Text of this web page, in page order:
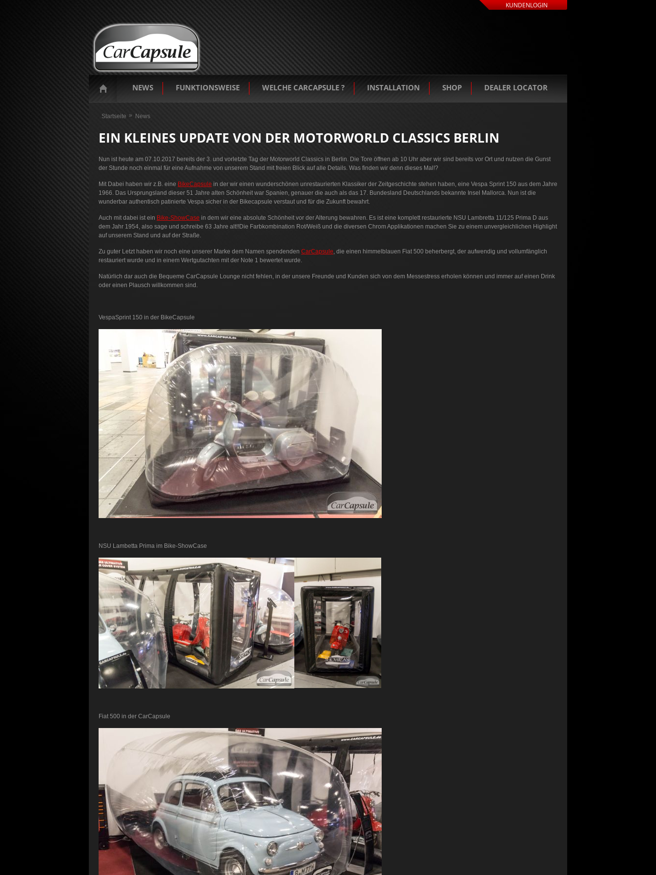
KUNDENLOGIN
NEWS FUNKTIONSWEISE WELCHE CARCAPSULE ? INSTALLATION SHOP DEALER LOCATOR
Sie sind hier
Startseite News
EIN KLEINES UPDATE VON DER MOTORWORLD CLASSICS BERLIN
Nun ist heute am 07.10.2017 bereits der 3. und vorletzte Tag der Motorworld Classics in Berlin. Die Tore öffnen ab 10 Uhr aber wir sind bereits vor Ort und nutzen die Gunst
der Stunde noch einmal für eine Aufnahme von unserem Stand mit freien Blick auf alle Details. Was finden wir denn dieses Mal!?
Mit Dabei haben wir z.B. eine BikeCapsule in der wir einen wunderschönen unrestaurierten Klassiker der Zeitgeschichte stehen haben, eine Vespa Sprint 150 aus dem Jahre
1966. Das Ursprungsland dieser 51 Jahre alten Schönheit war Spanien, genauer die auch als das 17. Bundesland Deutschlands bekannte Insel Mallorca. Nun ist die
wunderbar authentisch patinierte Vespa sicher in der Bikecapsule verstaut und für die Zukunft bewahrt.
Auch mit dabei ist ein Bike-ShowCase in dem wir eine absolute Schönheit vor der Alterung bewahren. Es ist eine komplett restaurierte NSU Lambretta 11/125 Prima D aus
dem Jahr 1954, also sage und schreibe 63 Jahre alt!!Die Farbkombination Rot/Weiß und die diversen Chrom Applikationen machen Sie zu einem unvergleichlichen Highlight
auf unserem Stand und auf der Straße.
Zu guter Letzt haben wir noch eine unserer Marke dem Namen spendenden CarCapsule, die einen himmelblauen Fiat 500 beherbergt, der aufwendig und vollumfänglich
restauriert wurde und in einem Wertgutachten mit der Note 1 bewertet wurde.
Natürlich dar auch die Bequeme CarCapsule Lounge nicht fehlen, in der unsere Freunde und Kunden sich von dem Messestress erholen können und immer auf einen Drink
oder einen Plausch willkommen sind.
VespaSprint 150 in der BikeCapsule
NSU Lambetta Prima im Bike-ShowCase
Fiat 500 in der CarCapsule